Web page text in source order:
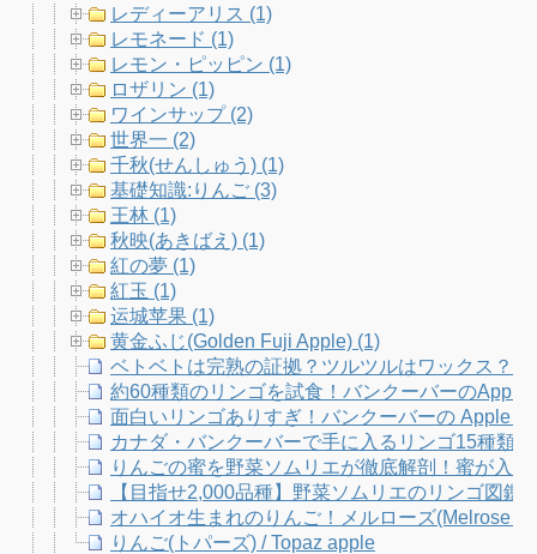
レディーアリス (1)
レモネード (1)
レモン・ピッピン (1)
ロザリン (1)
ワインサップ (2)
世界一 (2)
千秋(せんしゅう) (1)
基礎知識:りんご (3)
王林 (1)
秋映(あきばえ) (1)
紅の夢 (1)
紅玉 (1)
运城苹果 (1)
黄金ふじ(Golden Fuji Apple) (1)
ベトベトは完熟の証拠？ツルツルはワックス？
約60種類のリンゴを試食！バンクーバーのApple
面白いリンゴありすぎ！バンクーバーの Apple
カナダ・バンクーバーで手に入るリンゴ15種類
りんごの蜜を野菜ソムリエが徹底解剖！蜜が入
【目指せ2,000品種】野菜ソムリエのリンゴ図
オハイオ生まれのりんご！メルローズ(Melrose
りんご(トパーズ) / Topaz apple